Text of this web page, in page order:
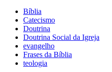
Bíblia
Catecismo
Doutrina
Doutrina Social da Igreja
evangelho
Frases da Bíblia
teologia